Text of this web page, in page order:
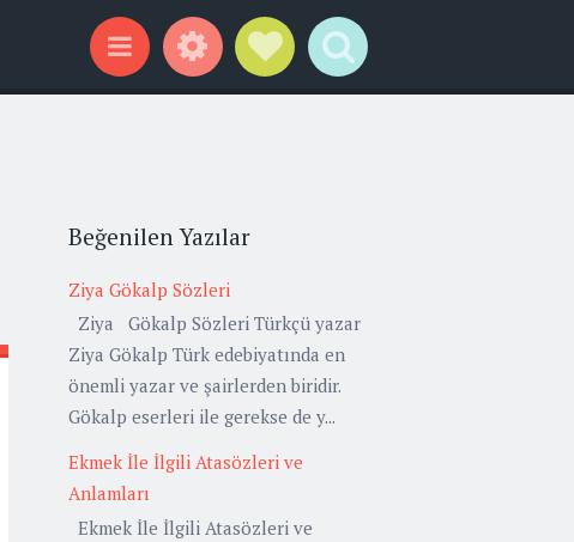
Menu WidgetsSocial Links
Search
Beğenilen Yazılar
Ziya Gökalp Sözleri
Ziya Gökalp Sözleri Türkçü yazar
Ziya Gökalp Türk edebiyatında en
önemli yazar ve şairlerden biridir.
Gökalp eserleri ile gerekse de y...
Ekmek İle İlgili Atasözleri ve
Anlamları
Ekmek İle İlgili Atasözleri ve